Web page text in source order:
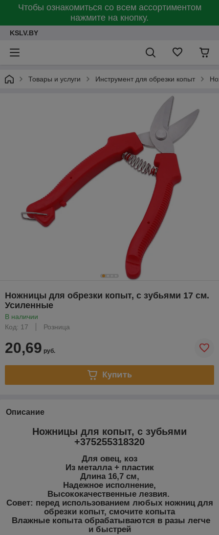
Чтобы ознакомиться со всем ассортиментом
нажмите на кнопку.
KSLV.BY
Товары и услуги Инструмент для обрезки копыт
Ножницы для обрезки копыт, с зубьями 17 см.
Усиленные
В наличии
Код: 17
Розница
20,69 руб.
Купить
Описание
Ножницы для копыт, с зубьями
+375255318320
Для овец, коз
Из металла + пластик
Длина 16,7 см,
Надежное исполнение,
Высококачественные лезвия.
Совет: перед использованием любых ножниц для
обрезки копыт, смочите копыта
Влажные копыта обрабатываются в разы легче
и быстрей